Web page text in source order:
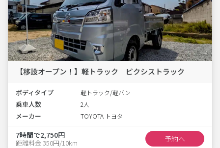
【移設オープン！】軽トラック ピクシストラック
ボディタイプ 軽トラック/軽バン
乗車人数 2人
メーカー TOYOTA トヨタ
7時間で2,750円
距離料金 350円/10km 予約へ